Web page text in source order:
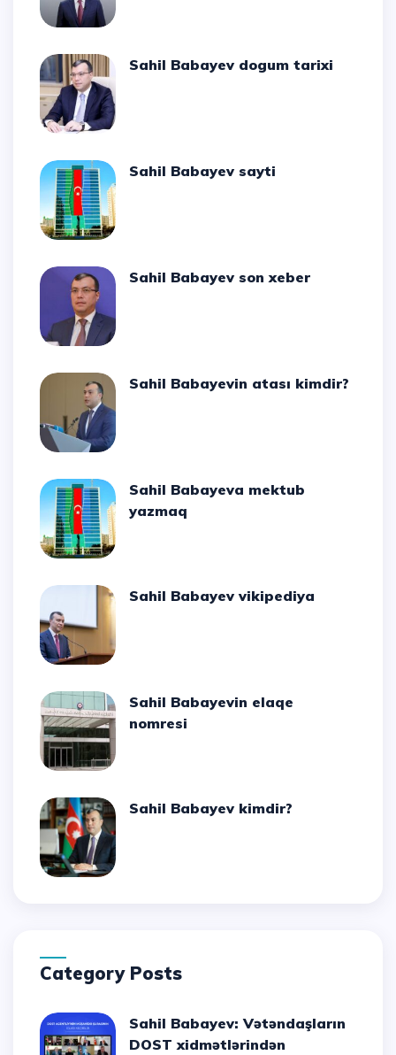
Sahil Babayev dogum tarixi
Sahil Babayev sayti
Sahil Babayev son xeber
Sahil Babayevin atası kimdir?
Sahil Babayeva mektub
yazmaq
Sahil Babayev vikipediya
Sahil Babayevin elaqe
nomresi
Sahil Babayev kimdir?
Category Posts
Sahil Babayev: Vətəndaşların
DOST xidmətlərindən